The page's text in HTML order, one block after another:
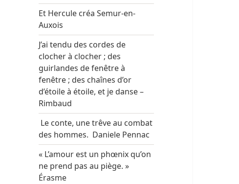
Et Hercule créa Semur-en-
Auxois
J’ai tendu des cordes de
clocher à clocher ; des
guirlandes de fenêtre à
fenêtre ; des chaînes d’or
d’étoile à étoile, et je danse –
Rimbaud
Le conte, une trêve au combat
des hommes. Daniele Pennac
« L’amour est un phœnix qu’on
ne prend pas au piège. »
Érasme